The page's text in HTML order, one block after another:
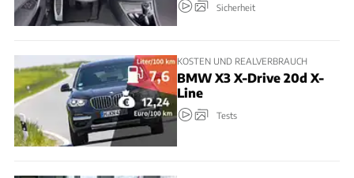
Sicherheit
KOSTEN UND REALVERBRAUCH
BMW X3 X-Drive 20d X-
Line
Tests